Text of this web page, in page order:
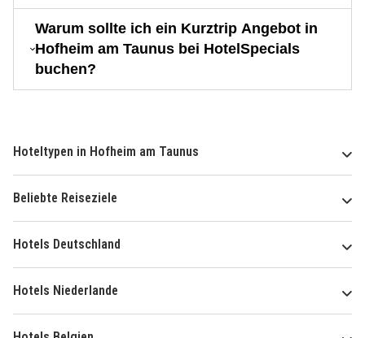
Warum sollte ich ein Kurztrip Angebot in
Hofheim am Taunus bei HotelSpecials
buchen?
Hoteltypen in Hofheim am Taunus
Beliebte Reiseziele
Hotels Deutschland
Hotels Niederlande